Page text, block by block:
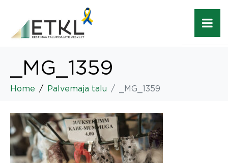
_MG_1359
Home Palvemaja talu _MG_1359